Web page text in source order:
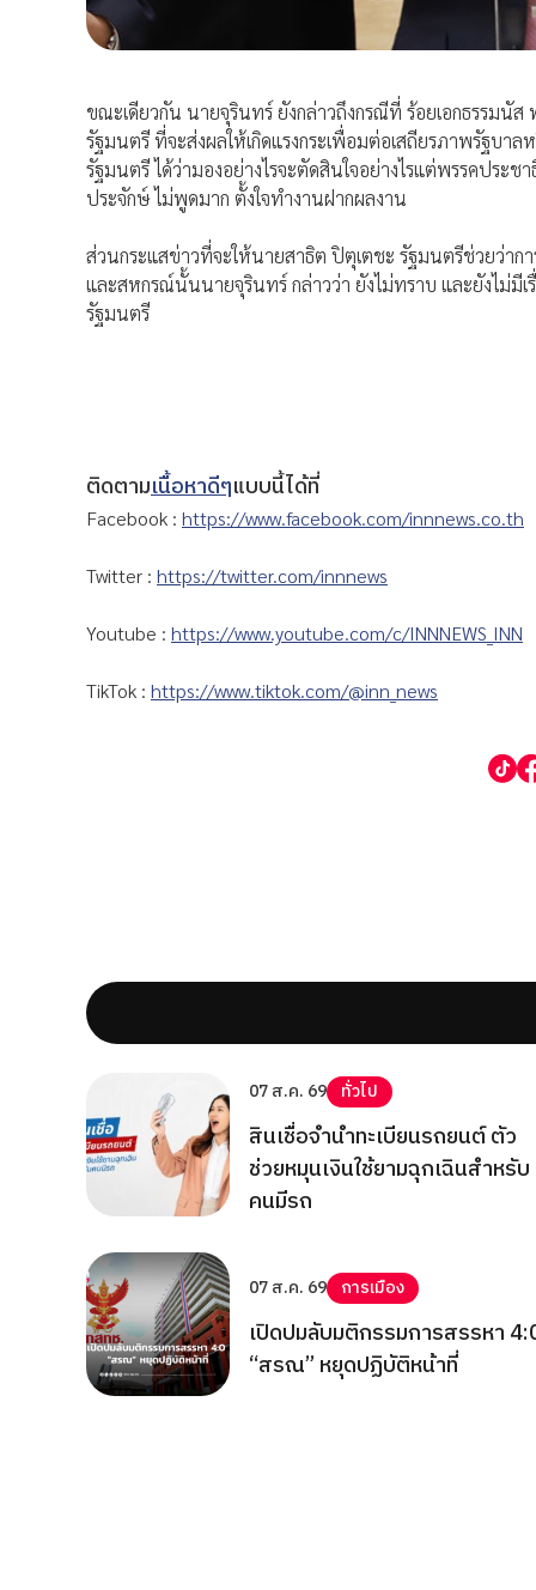
ขณะเดียวกัน นายจุรินทร์ ยังกล่าวถึงกรณีที่ ร้อยเอกธรร
รัฐมนตรี ที่จะส่งผลให้เกิดแรงกระเพื่อมต่อเสถียรภาพรัฐบ
รัฐมนตรี ได้ว่ามองอย่างไรจะตัดสินใจอย่างไรแต่พรรคปร
ประจักษ์ ไม่พูดมาก ตั้งใจทำงานฝากผลงาน
ส่วนกระแสข่าวที่จะให้นายสาธิต ปิตุเตชะ รัฐมนตรีช่วยว่าก
และสหกรณ์นั้นนายจุรินทร์ กล่าวว่า ยังไม่ทราบ และยังไม่
รัฐมนตรี
ติดตามเนื้อหาดีๆแบบนี้ได้ที่
Facebook : https://www.facebook.com/innnews.co.th
Twitter : https://twitter.com/innnews
Youtube : https://www.youtube.com/c/INNNEWS_INN
TikTok : https://www.tiktok.com/@inn_news
07 ส.ค. 69 ทั่วไป
สินเชื่อจำนำทะเบียนรถยนต์ ตัว
ช่วยหมุนเงินใช้ยามฉุกเฉินสำหรับ
คนมีรถ
07 ส.ค. 69 การเมือง
เปิดปมลับมติกรรมการสรรหา
“สรณ” หยุดปฏิบัติหน้าที่